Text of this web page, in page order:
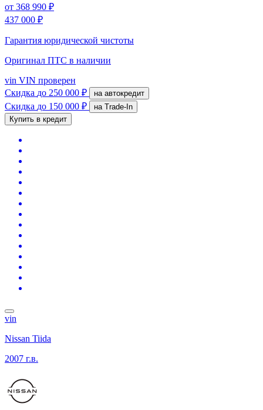
от 368 990 ₽
437 000 ₽
Гарантия юридической чистоты
Оригинал ПТС в наличии
vin VIN проверен
Скидка до 250 000 ₽ на автокредит
Скидка до 150 000 ₽
на Trade-In
Купить в кредит
vin
Nissan Tiida
2007 г.в.